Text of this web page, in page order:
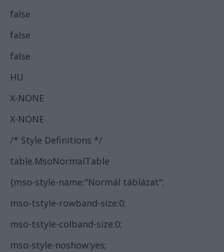
false
false
false
HU
X-NONE
X-NONE
/* Style Definitions */
table.MsoNormalTable
{mso-style-name:"Normál táblázat";
mso-tstyle-rowband-size:0;
mso-tstyle-colband-size:0;
mso-style-noshow:yes;